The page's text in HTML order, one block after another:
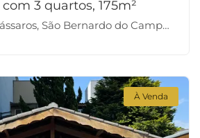
3 quartos, 175m²
São Bernardo do Campo-SP
À Venda